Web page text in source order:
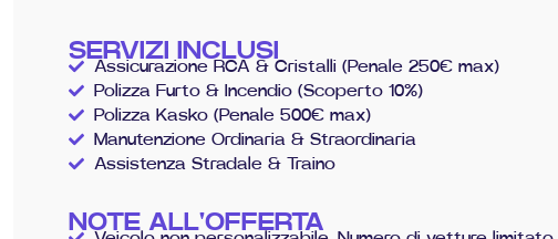
SERVIZI INCLUSI
Assicurazione RCA & Cristalli (Penale 250€ max)
Polizza Furto & Incendio (Scoperto 10%)
Polizza Kasko (Penale 500€ max)
Manutenzione Ordinaria & Straordinaria
Assistenza Stradale & Traino
NOTE ALL'OFFERTA